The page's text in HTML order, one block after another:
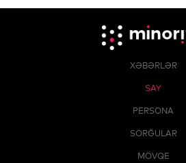
XƏBƏRLƏR
SAY
PERSONA
SORĞULAR
MÖVQE